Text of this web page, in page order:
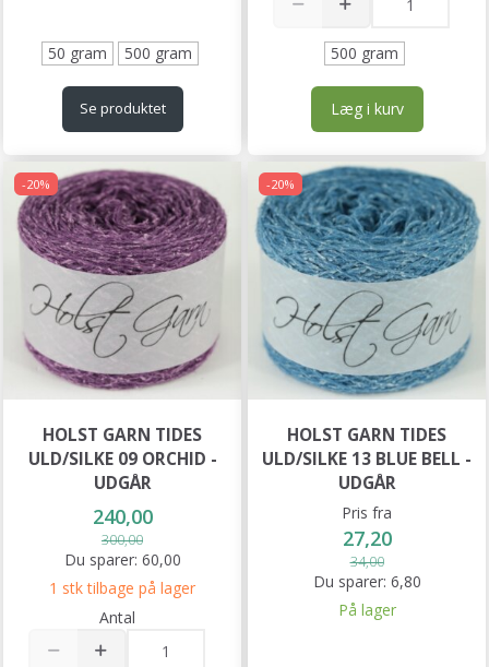
50 gram 500 gram
Se produktet
500 gram
Læg i kurv
-20%
HOLST GARN TIDES
ULD/SILKE 09 ORCHID -
UDGÅR
240,00
300,00
Du sparer: 60,00
1 stk tilbage på lager
Antal
-20%
HOLST GARN TIDES
ULD/SILKE 13 BLUE BELL -
UDGÅR
Pris fra
27,20
34,00
Du sparer: 6,80
På lager